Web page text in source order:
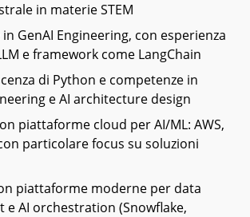
in materie STEM
GenAI Engineering, con esperienza
e framework come LangChain
di Python e competenze in
e AI architecture design
piattaforme cloud per AI/ML: AWS,
particolare focus su soluzioni
piattaforme moderne per data
e AI orchestration (Snowflake,